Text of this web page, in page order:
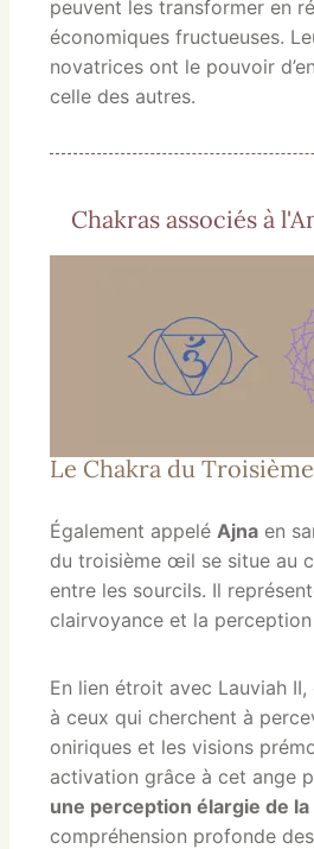
peuvent les transformer en
économiques fructueuses.
novatrices ont le pouvoir
celle des autres.
Chakras associés à
Le Chakra du
Également appelé Ajna en
du troisième œil se situe au
entre les sourcils. Il
clairvoyance et la
En lien étroit avec Lauviah II,
à ceux qui cherchent à
oniriques et les visions
activation grâce à cet ange
une perception élargie de
compréhension profonde